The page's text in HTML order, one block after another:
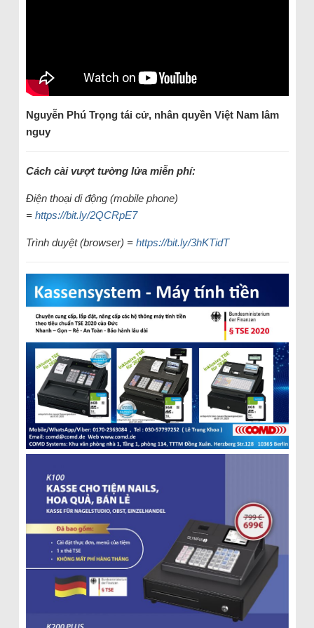
Nguyễn Phú Trọng tái cử, nhân quyền Việt Nam lâm
nguy
Cách cài vượt tường lửa miễn phí:
Điện thoại di động (mobile phone)
= https://bit.ly/2QCRpE7
Trình duyệt (browser) = https://bit.ly/3hKTidT